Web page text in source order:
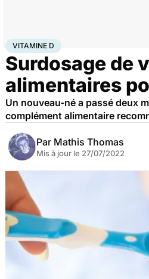
AccueilSantéMédicaments
VITAMINE D
Surdosage de
alimentaires
Un nouveau-né a passé deux
complément alimentaire
Par Mathis Thomas
Mis à jour le 27/07/2022